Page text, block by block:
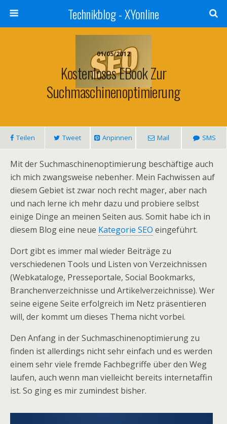
Technikblog - XYonline
01/05/2012
Kostenloses EBook Zur
Suchmaschinenoptimierung
Teilen Tweet Anpinnen Mail SMS
Mit der Suchmaschinenoptimierung beschäftige auch
ich mich zwangsweise nebenher. Mein Fachwissen auf
diesem Gebiet ist zwar noch recht mager, aber nach
und nach lerne ich mehr dazu und probiere selbst
einige Dinge an meinen Seiten aus. Somit habe ich in
diesem Blog eine neue Kategorie SEO eingeführt.
Dort gibt es immer mal wieder Beiträge zu
verschiedenen Tools und Listen von Verzeichnissen
(Webkataloge, Presseportale, Social Bookmarks,
Branchenverzeichnisse und Artikelverzeichnisse). Wer
seine eigene Seite erfolgreich im Netz präsentieren
will, der kommt um dieses Thema nicht vorbei.
Den Anfang in der Suchmaschinenoptimierung zu
finden ist allerdings nicht sehr einfach und es werden
einem sehr viele fremde Fachbegriffe über den Weg
laufen, auch wenn man vielleicht bereits internetaffin
ist. So ging es mir zumindest bisher.